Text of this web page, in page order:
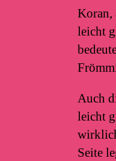
Koran,
leicht
Auch
leicht
Seite